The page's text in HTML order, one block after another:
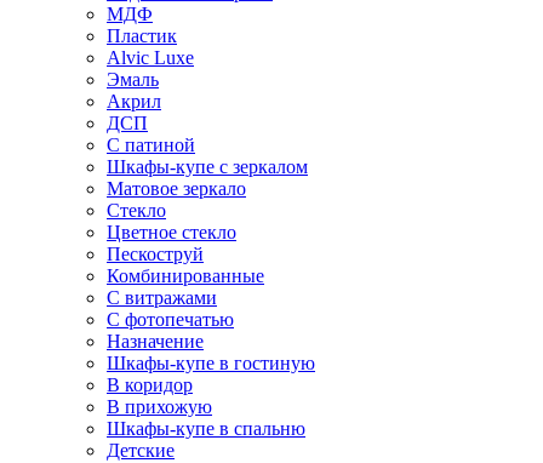
МДФ
Пластик
Alvic Luxe
Эмаль
Акрил
ДСП
С патиной
Шкафы-купе с зеркалом
Матовое зеркало
Стекло
Цветное стекло
Пескоструй
Комбинированные
С витражами
С фотопечатью
Назначение
Шкафы-купе в гостиную
В коридор
В прихожую
Шкафы-купе в спальню
Детские